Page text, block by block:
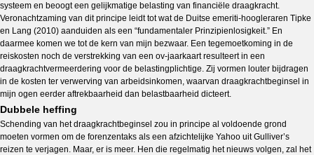
systeem en beoogt een gelijkmatige belasting van financiële draagkracht.
Veronachtzaming van dit principe leidt tot wat de Duitse emeriti-hoogleraren Tipke
en Lang (2010) aanduiden als een “fundamentaler Prinzipienlosigkeit.” En
daarmee komen we tot de kern van mijn bezwaar. Een tegemoetkoming in de
reiskosten noch de verstrekking van een ov-jaarkaart resulteert in een
draagkrachtvermeerdering voor de belastingplichtige. Zij vormen louter bijdragen
in de kosten ter verwerving van arbeidsinkomen, waarvan draagkrachtbeginsel in
mijn ogen eerder aftrekbaarheid dan belastbaarheid dicteert.
Dubbele heffing
Schending van het draagkrachtbeginsel zou in principe al voldoende grond
moeten vormen om de forenzentaks als een afzichtelijke Yahoo uit Gulliver’s
reizen te verjagen. Maar, er is meer. Hen die regelmatig het nieuws volgen, zal het